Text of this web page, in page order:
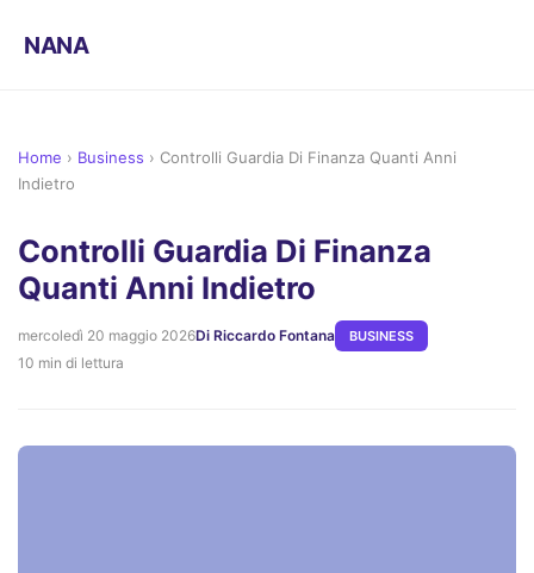
NANA
Home › Business › Controlli Guardia Di Finanza Quanti Anni
Indietro
Controlli Guardia Di Finanza
Quanti Anni Indietro
mercoledì 20 maggio 2026Di Riccardo Fontana BUSINESS
10 min di lettura